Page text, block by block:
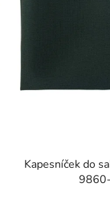
Kapesníček do